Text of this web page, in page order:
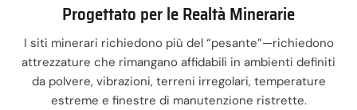
Progettato per le Realtà Minerarie
I siti minerari richiedono più del “pesante”—richiedono
attrezzature che rimangano affidabili in ambienti definiti
da polvere, vibrazioni, terreni irregolari, temperature
estreme e finestre di manutenzione ristrette.